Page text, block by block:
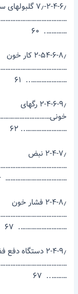
۲-۴-۶٫-۷٫
…………. ۶۰
۲-۵۴-۶-۸٫ کار خون
………………….. ۶۱
۲-۴-۶-۹٫ رگ­های
…………………….. ۶۲
۲-۴-۷٫ نبض
……………………………… ۶۶
۲-۴-۸٫ فشار خون
………………………. ۶۷
۲-۴-۹٫ دستگاه
……….. ۶۷